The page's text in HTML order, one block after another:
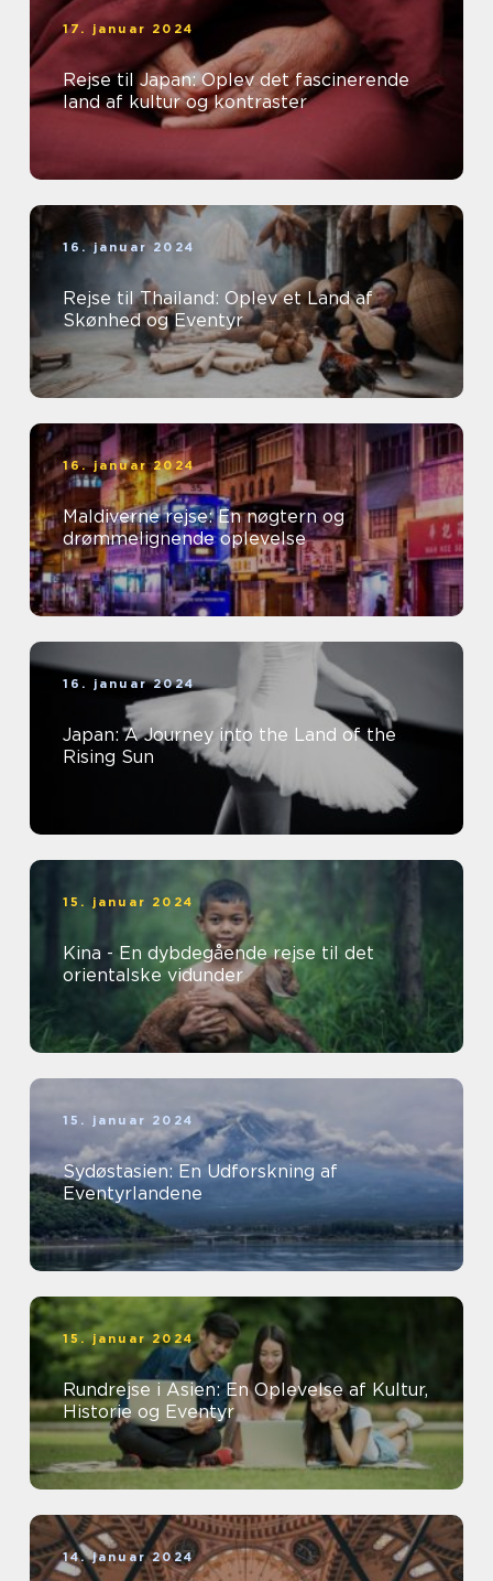
17. januar 2024
Rejse til Japan: Oplev det fascinerende
land af kultur og kontraster
16. januar 2024
Rejse til Thailand: Oplev et Land af
Skønhed og Eventyr
16. januar 2024
Maldiverne rejse: En nøgtern og
drømmelignende oplevelse
16. januar 2024
Japan: A Journey into the Land of the
Rising Sun
15. januar 2024
Kina - En dybdegående rejse til det
orientalske vidunder
15. januar 2024
Sydøstasien: En Udforskning af
Eventyrlandene
15. januar 2024
Rundrejse i Asien: En Oplevelse af Kultur,
Historie og Eventyr
14. januar 2024